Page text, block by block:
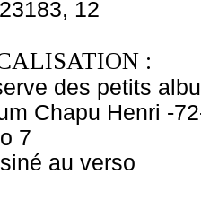
12
:
des petits
Chapu Henri -
7
au verso